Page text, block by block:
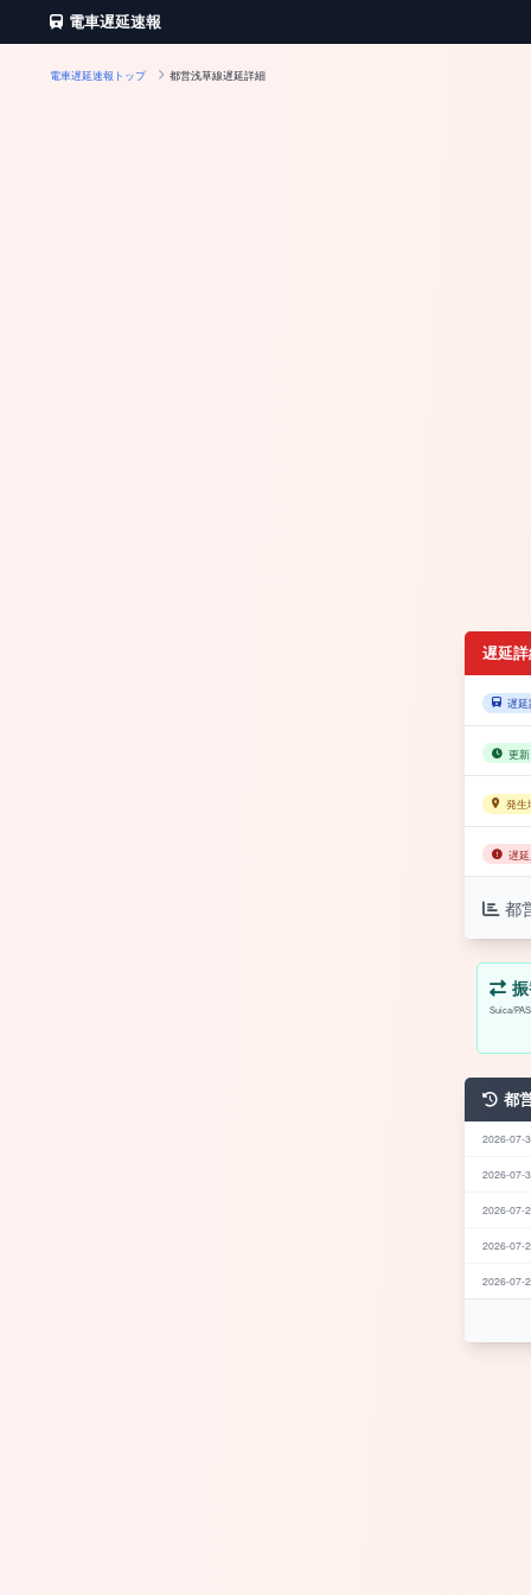
電車遅延速報
電車遅延速報トップ 都営浅草線遅延詳細
遅延
遅延
更
発生
遅
都
Suica/
都
2026-07-
2026-07-
2026-07-
2026-07-
2026-07-